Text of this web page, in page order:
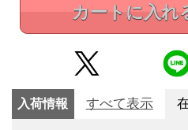
カートに入れ
入荷情報 すべて表示